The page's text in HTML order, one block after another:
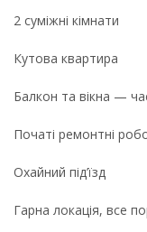
2 суміжні кімнати
Кутова квартира
Балкон та вікна —
Початі ремонтні
Охайний під’їзд
Гарна локація, все